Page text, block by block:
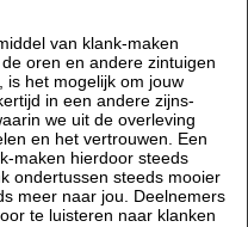
van klank-maken
oren en andere zintuigen
is het mogelijk om jouw
in een andere zijns-
we uit de overleving
en het vertrouwen. Een
maken hierdoor steeds
ondertussen steeds mooier
meer naar jou. Deelnemers
te luisteren naar klanken